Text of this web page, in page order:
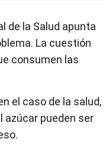
de la Salud apunta
La cuestión
consumen las
el caso de la salud,
azúcar pueden ser